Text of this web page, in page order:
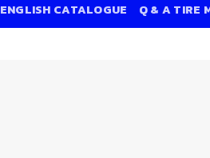
ENGLISH CATALOGUE Q & A TIRE